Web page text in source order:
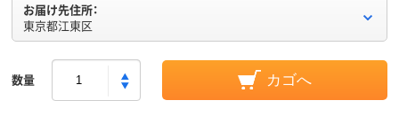
お届け先住所：
東京都江東区
数量 カゴへ